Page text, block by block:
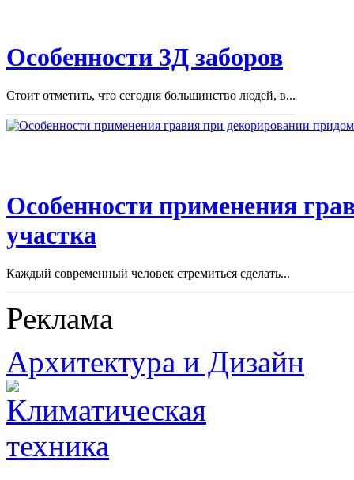
Особенности 3Д заборов
Стоит отметить, что сегодня большинство людей, в...
Особенности применения
участка
Каждый современный человек стремиться сделать...
Реклама
Архитектура и Дизайн